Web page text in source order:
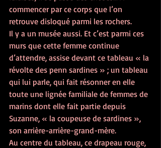
commencer par ce corps que l’on
retrouve disloqué parmi les rochers.
Il y a un musée aussi. Et c’est parmi ces
murs que cette femme continue
d’attendre, assise devant ce tableau « la
révolte des penn sardines » ; un tableau
qui lui parle, qui fait résonner en elle
toute une lignée familiale de femmes de
marins dont elle fait partie depuis
Suzanne, « la coupeuse de sardines »,
son arrière-arrière-grand-mère.
Au centre du tableau, ce drapeau rouge,